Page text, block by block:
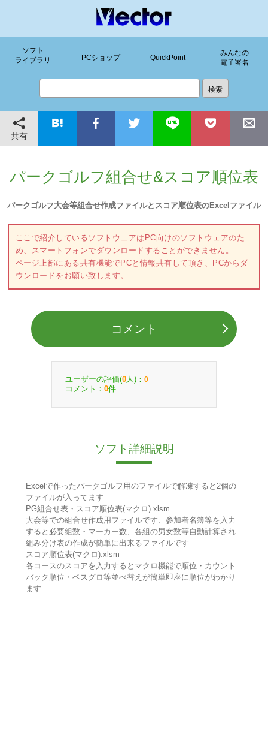
ソフト
ライブラリ
PCショップ QuickPoint
みんなの
電子署名
共有
パークゴルフ組合せ&スコア順位表
パークゴルフ大会等組合せ作成ファイルとスコア順位表のExcelファイル
ここで紹介しているソフトウェアはPC向けのソフトウェアのた
め、スマートフォンでダウンロードすることができません。
ページ上部にある共有機能でPCと情報共有して頂き、PCからダ
ウンロードをお願い致します。
コメント
ユーザーの評価(0 人)： 0
コメント： 0件
ソフト詳細説明
Excelで作ったパークゴルフ用のファイルで解凍すると2個の
ファイルが入ってます
PG組合せ表・スコア順位表(マクロ).xlsm
大会等での組合せ作成用ファイルです、参加者名簿等を入力
すると必要組数・マーカー数、各組の男女数等自動計算され
組み分け表の作成が簡単に出来るファイルです
スコア順位表(マクロ).xlsm
各コースのスコアを入力するとマクロ機能で順位・カウント
バック順位・ベスグロ等並べ替えが簡単即座に順位がわかり
ます